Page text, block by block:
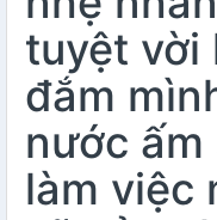
tuyệt vời
đắm
nước
làm việc